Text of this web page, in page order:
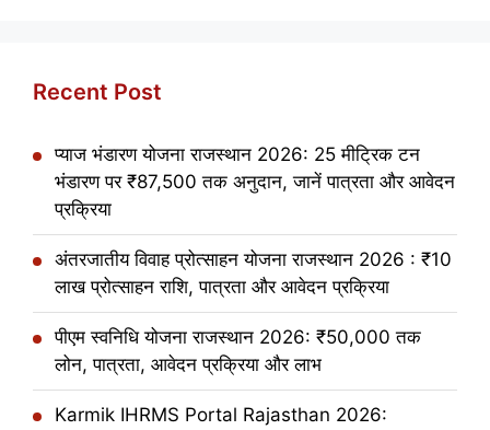
Recent Post
प्याज भंडारण योजना राजस्थान 2026: 25 मीट्रिक टन
भंडारण पर ₹87,500 तक अनुदान, जानें पात्रता और आवेदन
प्रक्रिया
अंतरजातीय विवाह प्रोत्साहन योजना राजस्थान 2026 : ₹10
लाख प्रोत्साहन राशि, पात्रता और आवेदन प्रक्रिया
पीएम स्वनिधि योजना राजस्थान 2026: ₹50,000 तक
लोन, पात्रता, आवेदन प्रक्रिया और लाभ
Karmik IHRMS Portal Rajasthan 2026: